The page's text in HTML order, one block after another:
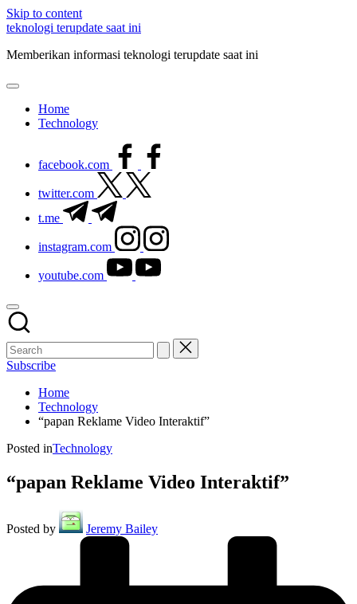
Skip to content
teknologi terupdate saat ini
Memberikan informasi teknologi terupdate saat ini
Home
Technology
facebook.com
twitter.com
t.me
instagram.com
youtube.com
Subscribe
Home
Technology
“papan Reklame Video Interaktif”
Posted inTechnology
“papan Reklame Video Interaktif”
Posted by Jeremy Bailey